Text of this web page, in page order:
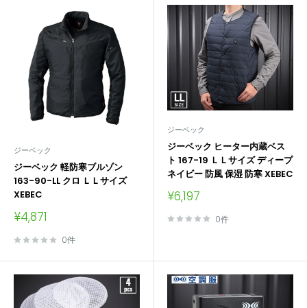
ジーベック
ジーベック 軽防寒ブルゾン
163-90-LL クロ ＬＬサイズ
XEBEC
販
価
¥4,871
0件
ジーベック
ジーベック ヒーター内蔵ベス
ト 167-19 ＬＬサイズ ディープ
ネイビー 防風 保湿 防寒 XEBEC
販
価
¥6,197
0件